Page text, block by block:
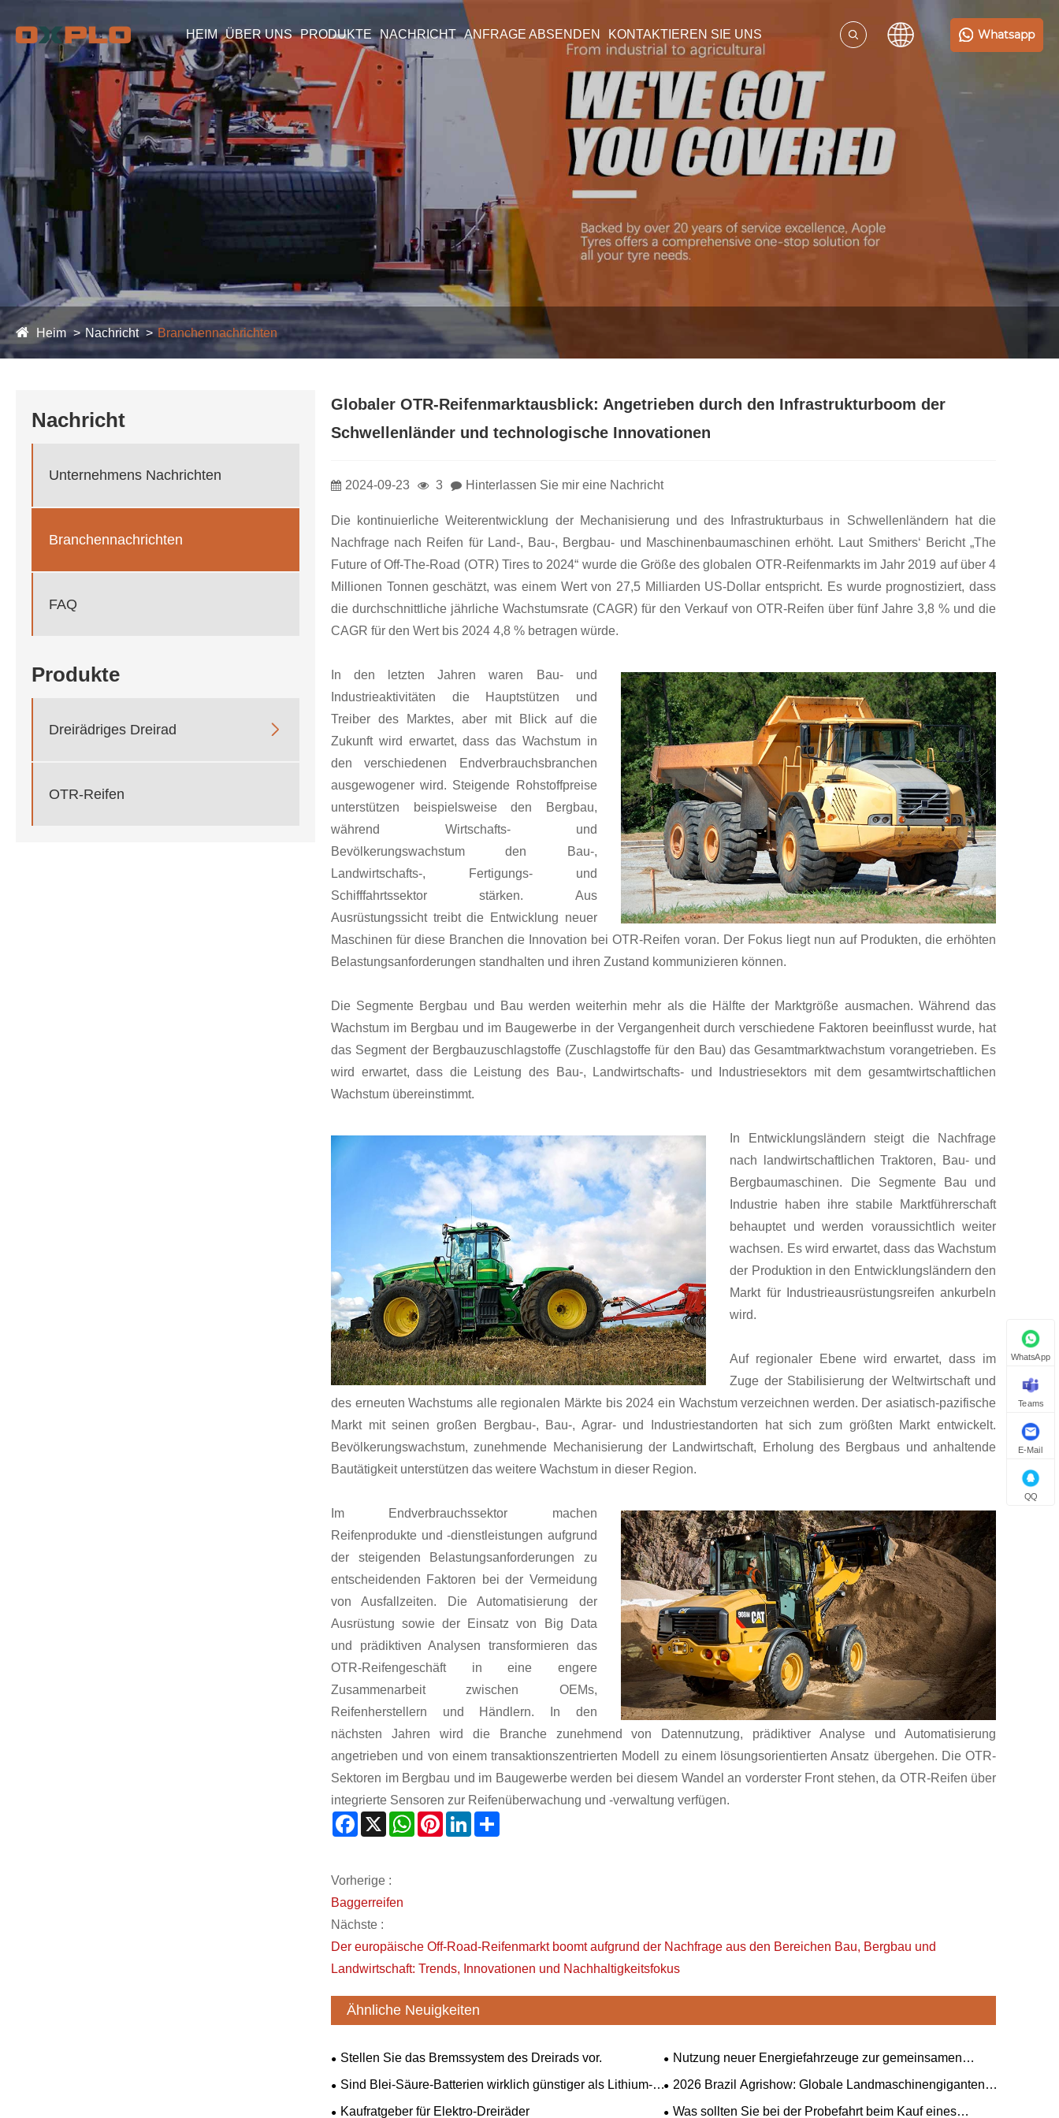
HEIM ÜBER UNS PRODUKTE NACHRICHT ANFRAGE ABSENDEN KONTAKTIEREN SIE UNS Whatsapp
Heim Nachricht Branchennachrichten
Nachricht
Unternehmens Nachrichten
Branchennachrichten
FAQ
Produkte
Dreirädriges Dreirad 
OTR-Reifen
Globaler OTR-Reifenmarktausblick: Angetrieben durch den Infrastrukturboom der
Schwellenländer und technologische Innovationen
2024-09-23 3 Hinterlassen Sie mir eine Nachricht
Die kontinuierliche Weiterentwicklung der Mechanisierung und des Infrastrukturbaus in Schwellenländern hat die
Nachfrage nach Reifen für Land-, Bau-, Bergbau- und Maschinenbaumaschinen erhöht. Laut Smithers‘ Bericht „The
Future of Off-The-Road (OTR) Tires to 2024“ wurde die Größe des globalen OTR-Reifenmarkts im Jahr 2019 auf über 4
Millionen Tonnen geschätzt, was einem Wert von 27,5 Milliarden US-Dollar entspricht. Es wurde prognostiziert, dass
die durchschnittliche jährliche Wachstumsrate (CAGR) für den Verkauf von OTR-Reifen über fünf Jahre 3,8 % und die
CAGR für den Wert bis 2024 4,8 % betragen würde.
In den letzten Jahren waren Bau- und
Industrieaktivitäten die Hauptstützen und
Treiber des Marktes, aber mit Blick auf die
Zukunft wird erwartet, dass das Wachstum in
den verschiedenen Endverbrauchsbranchen
ausgewogener wird. Steigende Rohstoffpreise
unterstützen beispielsweise den Bergbau,
während Wirtschafts- und
Bevölkerungswachstum den Bau-,
Landwirtschafts-, Fertigungs- und
Schifffahrtssektor stärken. Aus
Ausrüstungssicht treibt die Entwicklung neuer
Maschinen für diese Branchen die Innovation bei OTR-Reifen voran. Der Fokus liegt nun auf Produkten, die erhöhten
Belastungsanforderungen standhalten und ihren Zustand kommunizieren können.
Die Segmente Bergbau und Bau werden weiterhin mehr als die Hälfte der Marktgröße ausmachen. Während das
Wachstum im Bergbau und im Baugewerbe in der Vergangenheit durch verschiedene Faktoren beeinflusst wurde, hat
das Segment der Bergbauzuschlagstoffe (Zuschlagstoffe für den Bau) das Gesamtmarktwachstum vorangetrieben. Es
wird erwartet, dass die Leistung des Bau-, Landwirtschafts- und Industriesektors mit dem gesamtwirtschaftlichen
Wachstum übereinstimmt.
In Entwicklungsländern steigt die Nachfrage
nach landwirtschaftlichen Traktoren, Bau- und
Bergbaumaschinen. Die Segmente Bau und
Industrie haben ihre stabile Marktführerschaft
behauptet und werden voraussichtlich weiter
wachsen. Es wird erwartet, dass das Wachstum
der Produktion in den Entwicklungsländern den
Markt für Industrieausrüstungsreifen ankurbeln
wird.
Auf regionaler Ebene wird erwartet, dass im
Zuge der Stabilisierung der Weltwirtschaft und
des erneuten Wachstums alle regionalen Märkte bis 2024 ein Wachstum verzeichnen werden. Der asiatisch-pazifische
Markt mit seinen großen Bergbau-, Bau-, Agrar- und Industriestandorten hat sich zum größten Markt entwickelt.
Bevölkerungswachstum, zunehmende Mechanisierung der Landwirtschaft, Erholung des Bergbaus und anhaltende
Bautätigkeit unterstützen das weitere Wachstum in dieser Region.
Im Endverbrauchssektor machen
Reifenprodukte und -dienstleistungen aufgrund
der steigenden Belastungsanforderungen zu
entscheidenden Faktoren bei der Vermeidung
von Ausfallzeiten. Die Automatisierung der
Ausrüstung sowie der Einsatz von Big Data
und prädiktiven Analysen transformieren das
OTR-Reifengeschäft in eine engere
Zusammenarbeit zwischen OEMs,
Reifenherstellern und Händlern. In den
nächsten Jahren wird die Branche zunehmend von Datennutzung, prädiktiver Analyse und Automatisierung
angetrieben und von einem transaktionszentrierten Modell zu einem lösungsorientierten Ansatz übergehen. Die OTR-
Sektoren im Bergbau und im Baugewerbe werden bei diesem Wandel an vorderster Front stehen, da OTR-Reifen über
integrierte Sensoren zur Reifenüberwachung und -verwaltung verfügen.
Facebook
X WhatsAppPinterestLinkedIn
Vorherige :
Baggerreifen
Nächste :
Der europäische Off-Road-Reifenmarkt boomt aufgrund der Nachfrage aus den Bereichen Bau, Bergbau und
Landwirtschaft: Trends, Innovationen und Nachhaltigkeitsfokus
Ähnliche Neuigkeiten
Stellen Sie das Bremssystem des Dreirads vor.
Nutzung neuer Energiefahrzeuge zur gemeinsamen
Festigung der „eisernen Freundschaft“ zwischen China und
Sind Blei-Säure-Batterien wirklich günstiger als Lithium-
Batterien?
​2026 Brazil Agrishow: Globale Landmaschinengiganten
arbeiten gemeinsam an einem neuen Entwurf für die
Kaufratgeber für Elektro-Dreiräder
Was sollten Sie bei der Probefahrt beim Kauf eines
WhatsApp
Teams
E-Mail
QQ